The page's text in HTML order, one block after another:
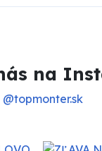
na
@topmonter.sk